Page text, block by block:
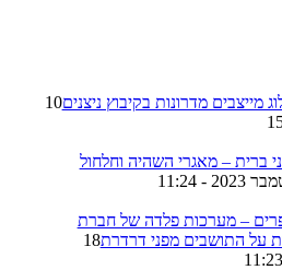
מייצבים מדרונות בקיבוץ ניצנים10
ברית – מאגרי השהיה וחלחול
– מערכות פלדה של חברת
על התושבים מפני דרדרת18